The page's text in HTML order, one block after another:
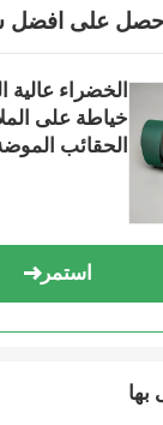
على افضل
الخضراء عالية
خياطة على
الحقائب
استمر
بها